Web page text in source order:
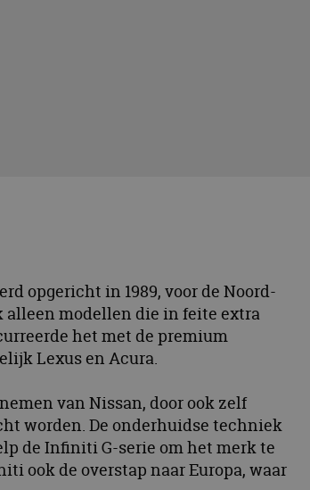
opgericht in 1989, voor de Noord-
alleen modellen die in feite extra
het met de premium
Lexus en Acura.
van Nissan, door ook zelf
worden. De onderhuidse techniek
de Infiniti G-serie om het merk te
ook de overstap naar Europa, waar